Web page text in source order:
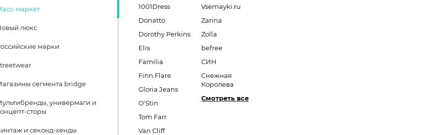
маркет
люкс
марки
сегмента bridge
универмаги и
сторы
и секонд-хенды
1001Dress
Donatto
Dorothy Perkins
Elis
Familia
Finn Flare
Gloria Jeans
O'Stin
Tom Farr
Van Cliff
Vsemayki.ru
Zarina
Zolla
befree
СИН
Снежная
Королева
Смотреть все